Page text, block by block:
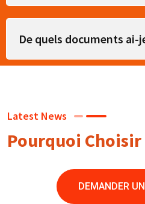
De quels documents ai-
Latest News
Pourquoi
DEMANDER